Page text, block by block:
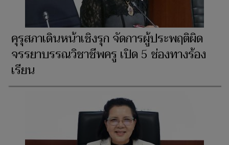
คุรุสภาเดินหน้าเชิงรุก จัดการผู้ประพฤติผิด
จรรยาบรรณวิชาชีพครู เปิด 5 ช่องทางร้อง
เรียน